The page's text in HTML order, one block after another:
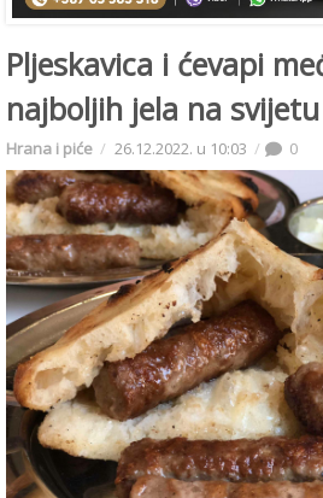
Pljeskavica i ćevapi
najboljih jela na svijetu
Hrana i piće 26.12.2022. u 10:03 0